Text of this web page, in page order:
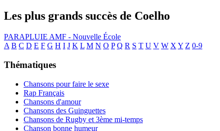
Les plus grands succès de Coelho
PARAPLUIE AMF - Nouvelle École
A B C D E F G H I J K L M N O P Q R S T U V W X Y Z 0-9
Thématiques
Chansons pour faire le sexe
Rap Français
Chansons d'amour
Chansons des Guinguettes
Chansons de Rugby et 3ème mi-temps
Chanson bonne humeur